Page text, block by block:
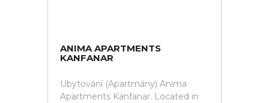
ANIMA APARTMENTS
KANFANAR
Ubytování (Apartmány) Anima
Apartments Kanfanar. Located in